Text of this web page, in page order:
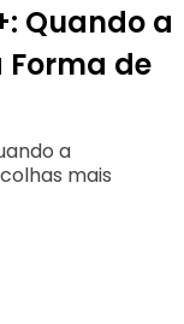
Quando a
de
a
mais